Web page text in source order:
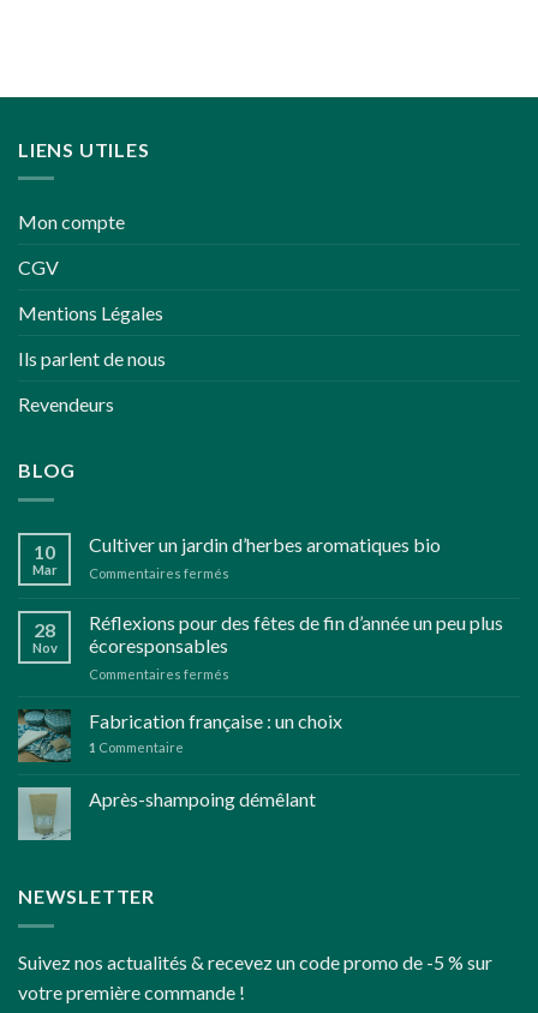
LIENS UTILES
Mon compte
CGV
Mentions Légales
Ils parlent de nous
Revendeurs
BLOG
10
Mar
Cultiver un jardin d’herbes aromatiques bio
Commentaires fermés
jardin
28
Nov
Réflexions pour des fêtes de fin d’année un peu plus
écoresponsables
Commentaires fermés
pour
des
fin
d’année
Fabrication française : un choix
1 Commentaire
Après-shampoing démêlant
NEWSLETTER
Suivez nos actualités & recevez un code promo de -5 % sur
votre première commande !